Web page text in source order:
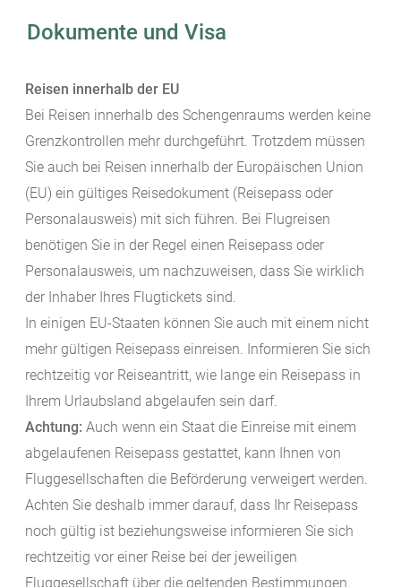
Dokumente und Visa
Reisen innerhalb der EU
Bei Reisen innerhalb des Schengenraums werden keine
Grenzkontrollen mehr durchgeführt. Trotzdem müssen
Sie auch bei Reisen innerhalb der Europäischen Union
(EU) ein gültiges Reisedokument (Reisepass oder
Personalausweis) mit sich führen. Bei Flugreisen
benötigen Sie in der Regel einen Reisepass oder
Personalausweis, um nachzuweisen, dass Sie wirklich
der Inhaber Ihres Flugtickets sind.
In einigen EU-Staaten können Sie auch mit einem nicht
mehr gültigen Reisepass einreisen. Informieren Sie sich
rechtzeitig vor Reiseantritt, wie lange ein Reisepass in
Ihrem Urlaubsland abgelaufen sein darf.
Achtung: Auch wenn ein Staat die Einreise mit einem
abgelaufenen Reisepass gestattet, kann Ihnen von
Fluggesellschaften die Beförderung verweigert werden.
Achten Sie deshalb immer darauf, dass Ihr Reisepass
noch gültig ist beziehungsweise informieren Sie sich
rechtzeitig vor einer Reise bei der jeweiligen
Fluggesellschaft über die geltenden Bestimmungen.